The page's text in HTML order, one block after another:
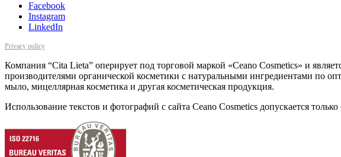
Facebook
Instagram
LinkedIn
Privacy policy
Компания “Cita Lieta” оперирует под торговой маркой «Ceano Cosmetics» и
производителями органической косметики с натуральными ингредиентами по
мыло, мицеллярная косметика и другая косметическая продукция.
Использование текстов и фотографий с сайта Ceano Cosmetics допускается